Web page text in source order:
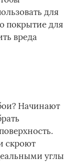
для
покрытие для
вреда
Начинают
скроют
углы